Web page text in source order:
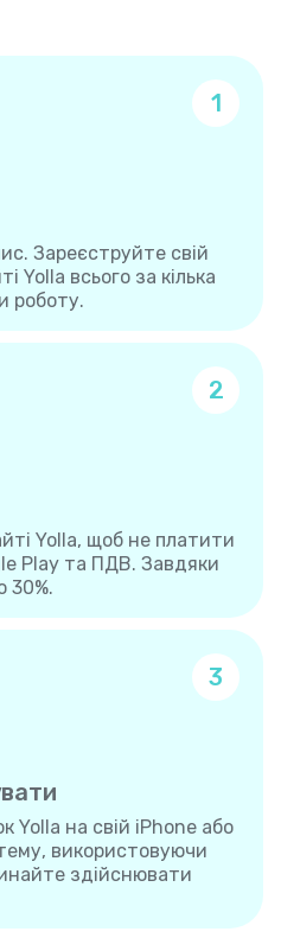
1
Зареєструйте свій
Yolla всього за кілька
роботу.
2
Yolla, щоб не платити
Play та ПДВ. Завдяки
30%.
3
Yolla на свій iPhone або
використовуючи
здійснювати